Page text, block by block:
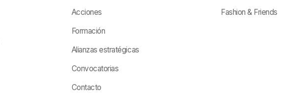
Acciones
Formación
Alianzas estratégicas
Convocatorias
Contacto
Fashion & Friends